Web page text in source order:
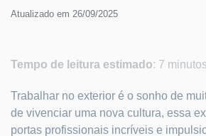
Atualizado em 26/09/2025
Tempo de leitura estimado: 7 minutos
Trabalhar no exterior é o sonho de
de vivenciar uma nova cultura, essa
portas profissionais incríveis e